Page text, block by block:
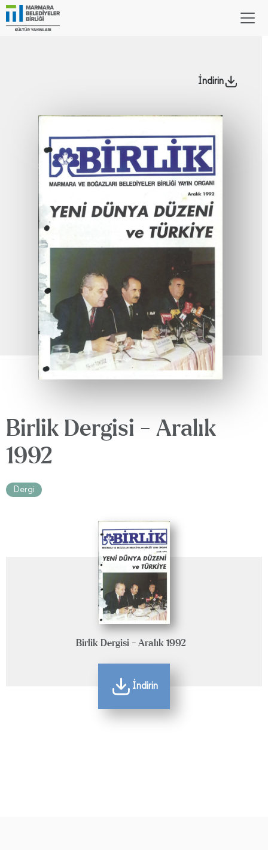
İndirin
Birlik Dergisi - Aralık
1992
Dergi
Birlik Dergisi - Aralık 1992
İndirin